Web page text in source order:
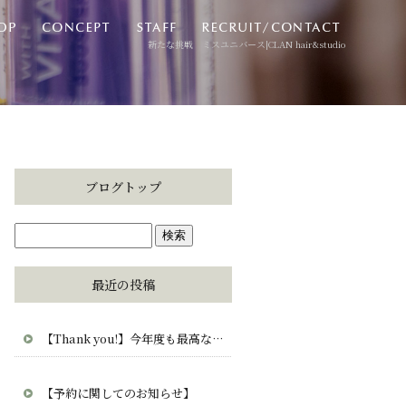
新たな挑戦 ミスユニバース|CLAN hair&studio
ブログトップ
最近の投稿
【Thank you!】今年度も最高な毎日をありがとう。CLAN・clana・CUCUから愛を込めて。
【予約に関してのお知らせ】